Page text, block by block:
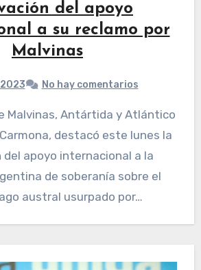
del apoyo
a su reclamo por
Malvinas
No hay comentarios
destacó este lunes la
del apoyo internacional a la
de soberanía sobre el
austral usurpado por…